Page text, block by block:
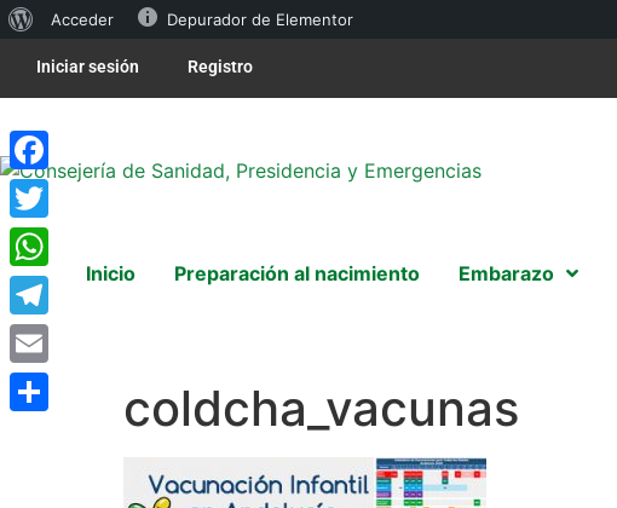
Acceder Depurador de Elementor
Iniciar sesión Registro
Inicio Preparación al nacimiento Embarazo
coldcha_vacunas
Facebook
Twitter
WhatsApp
Telegram
Email